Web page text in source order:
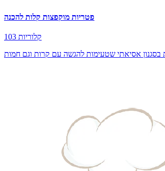
פטריות מוקפצות קלות להכנה
103 קלוריות
בסגנון אסיאתי שטעימות להגשה עם קרות וגם חמות